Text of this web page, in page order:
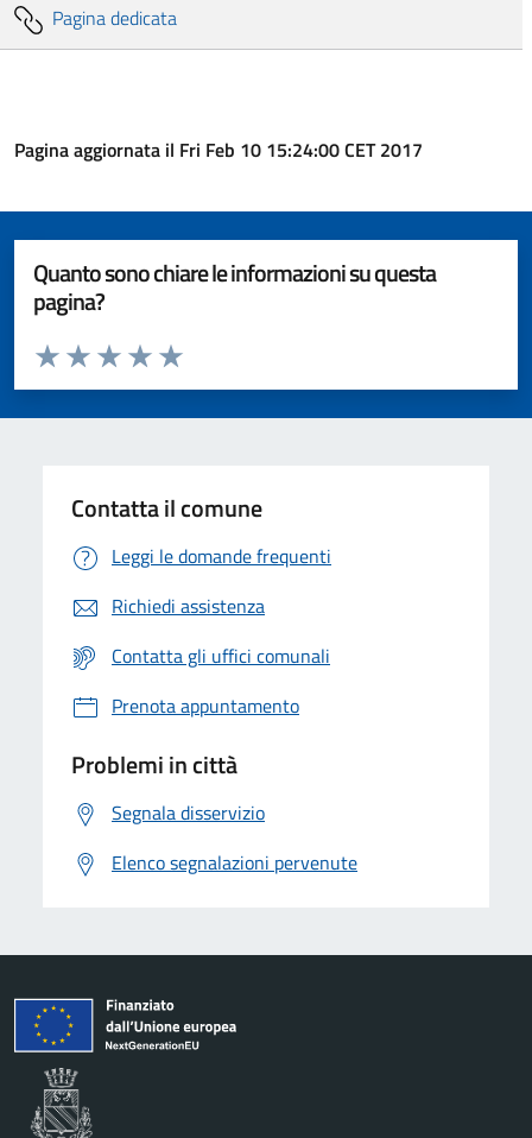
Pagina dedicata
Pagina aggiornata il Fri Feb 10 15:24:00 CET 2017
Quanto sono chiare le informazioni su questa
pagina?
Valuta da 1 a 5 stelle la pagina
Valuta 5 stelle su 5
Valuta 4 stelle su 5
Valuta 3 stelle su 5
Valuta 2 stelle su 5
Valuta 1 stelle su 5
Contatta il comune
Leggi le domande frequenti
Richiedi assistenza
Contatta gli uffici comunali
Prenota appuntamento
Problemi in città
Segnala disservizio
Elenco segnalazioni pervenute